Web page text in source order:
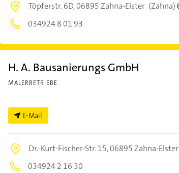
Töpferstr. 6D,06895 Zahna-Elster (Zahna)
034924 8 01 93
H. A. Bausanierungs GmbH
MALERBETRIEBE
E-Mail
Dr.-Kurt-Fischer-Str. 15,06895 Zahna-Elster
034924 2 16 30